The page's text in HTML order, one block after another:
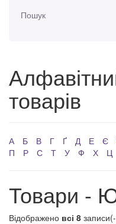
Пошук
товарів
А Б В Г Ґ Д Е Є
П
Р С Т У Ф Х Ц
Товари -
Відображено всі 8 записи(-